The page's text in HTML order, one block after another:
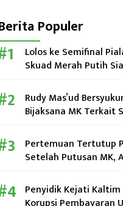
Populer
Lolos ke Semifinal
Skuad Merah Putih
Rudy Mas’ud
Bijaksana MK Terkait
Pertemuan Tertutup
Setelah Putusan MK,
Penyidik Kejati Kaltim